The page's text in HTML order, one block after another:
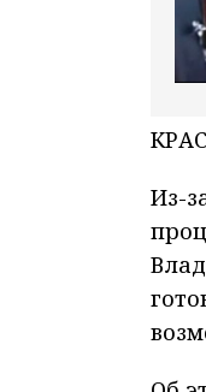
Из-